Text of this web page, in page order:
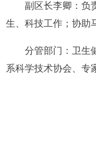
副区长李卿 ： 负
生
科技工作 ；协助
分管部门： 卫生
系科学技术协会
专